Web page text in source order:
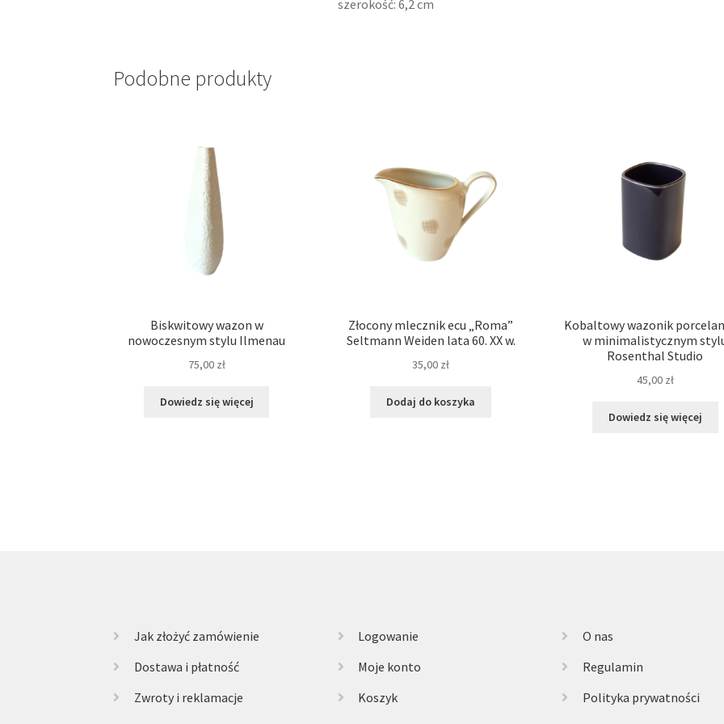
szerokość: 6,2 cm
Podobne produkty
Biskwitowy wazon w
nowoczesnym stylu Ilmenau
75,00 zł
Dowiedz się więcej
Złocony mlecznik ecu „Roma”
Seltmann Weiden lata 60. XX w.
35,00 zł
Dodaj do koszyka
Kobaltowy wazonik
w minimalistycznym
Rosenthal Studio
45,00 zł
Dowiedz się więcej
Jak złożyć zamówienie
Dostawa i płatność
Zwroty i reklamacje
Logowanie
Moje konto
Koszyk
O nas
Regulamin
Polityka prywatności